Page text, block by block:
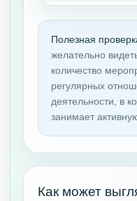
Полезная
желательно
количество
регулярных
деятельности, в
занимает
Как может